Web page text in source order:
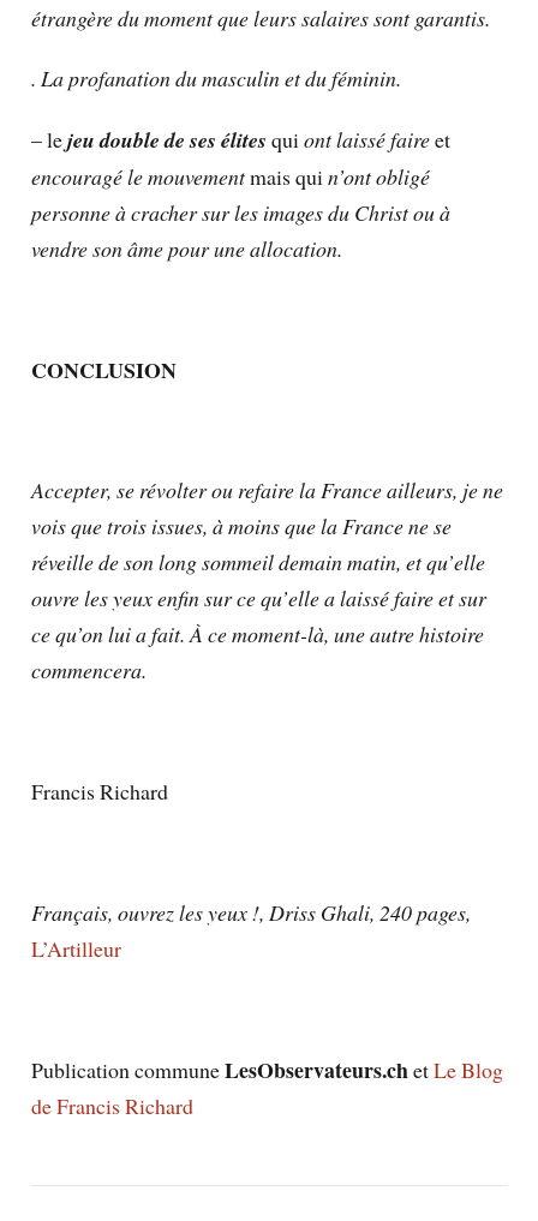
étrangère du moment que leurs salaires sont garantis.
. La profanation du masculin et du féminin.
– lejeu double de ses élites qui ont laissé faireet
encouragé le mouvementmais qui n’ont obligé
personne à cracher sur les images du Christ ou à
vendre son âme pour une allocation.
CONCLUSION
Accepter, se révolter ou refaire la France ailleurs, je ne
vois que trois issues, à moins que la France ne se
réveille de son long sommeil demain matin, et qu’elle
ouvre les yeux enfin sur ce qu’elle a laissé faire et sur
ce qu’on lui a fait. À ce moment-là, une autre histoire
commencera.
Francis Richard
Français, ouvrez les yeux !, Driss Ghali, 240 pages,
L’Artilleur
Publication communeLesObservateurs.chetLe Blog
de Francis Richard